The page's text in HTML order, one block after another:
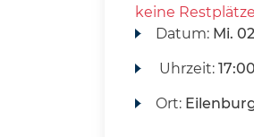
keine
Datum: Mi.
Uhrzeit:
Ort: